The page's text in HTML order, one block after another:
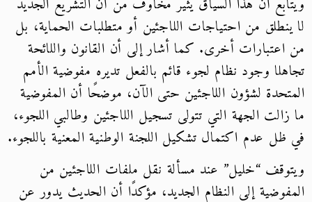
ويتابع أن هذا السياق يثير مخاوف من أن التشريع الجديد
لا ينطلق من احتياجات اللاجئين أو متطلبات الحماية، بل
من اعتبارات أخرى. كما أشار إلى أن القانون واللائحة
تجاهلا وجود نظام لجوء قائم بالفعل تديره مفوضية الأمم
المتحدة لشؤون اللاجئين حتى الآن، موضحًا أن المفوضية
ما زالت الجهة التي تتولى تسجيل اللاجئين وطالبي اللجوء،
في ظل عدم اكتمال تشكيل اللجنة الوطنية المعنية باللجوء.
ويتوقف “خليل” عند مسألة نقل ملفات اللاجئين من
المفوضية إلى النظام الجديد، مؤكدًا أن الحديث يدور عن